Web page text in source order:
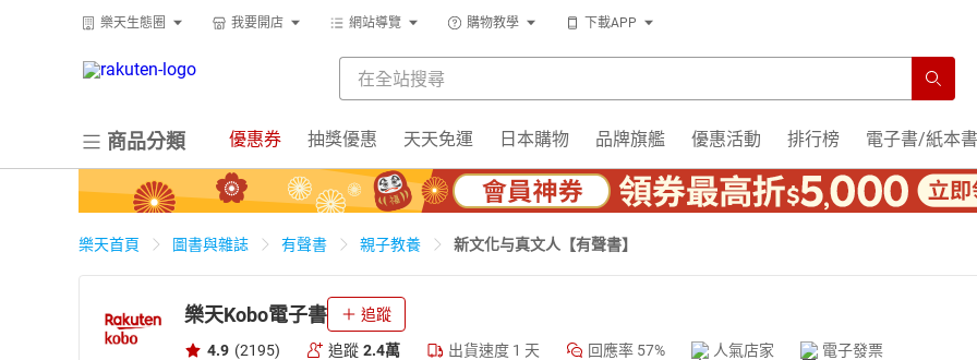
樂天生態圈 我要開店 網站導覽 購物教學 下載APP
商品分類 優惠券 抽獎優惠 天天免運 日本購物 品牌旗艦 優惠活動 排行榜 電子書/紙本書
樂天首頁 圖書與雜誌 有聲書 親子教養 新文化与真文人【有聲書】
樂天Kobo電子書 追蹤
4.9 (2195) 追蹤 2.4萬 出貨速度 1 天 回應率 57% 人氣店家 電子發票